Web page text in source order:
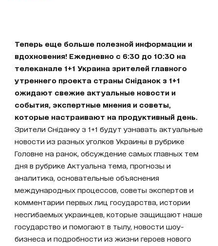
Теперь еще больше полезной информации и
вдохновения! Ежедневно с 6:30 до 10:30 на
телеканале 1+1 Украина зрителей главного
утреннего проекта страны Сніданок з 1+1
ожидают свежие актуальные новости и
события, экспертные мнения и советы,
которые настраивают на продуктивный день.
Зрители Сніданку з 1+1 будут узнавать актуальные
новости из разных уголков Украины в рубрике
Головне на ранок, обсуждение самых главных тем
дня в рубрике Актуальна тема, прогнозы и
аналитика, основательные объяснения
международных процессов, советы экспертов и
комментарии первых лиц государства, истории
несгибаемых украинцев, которые защищают наше
государство и помогают в тылу, новости шоу-
бизнеса и подробности из жизни героев нового